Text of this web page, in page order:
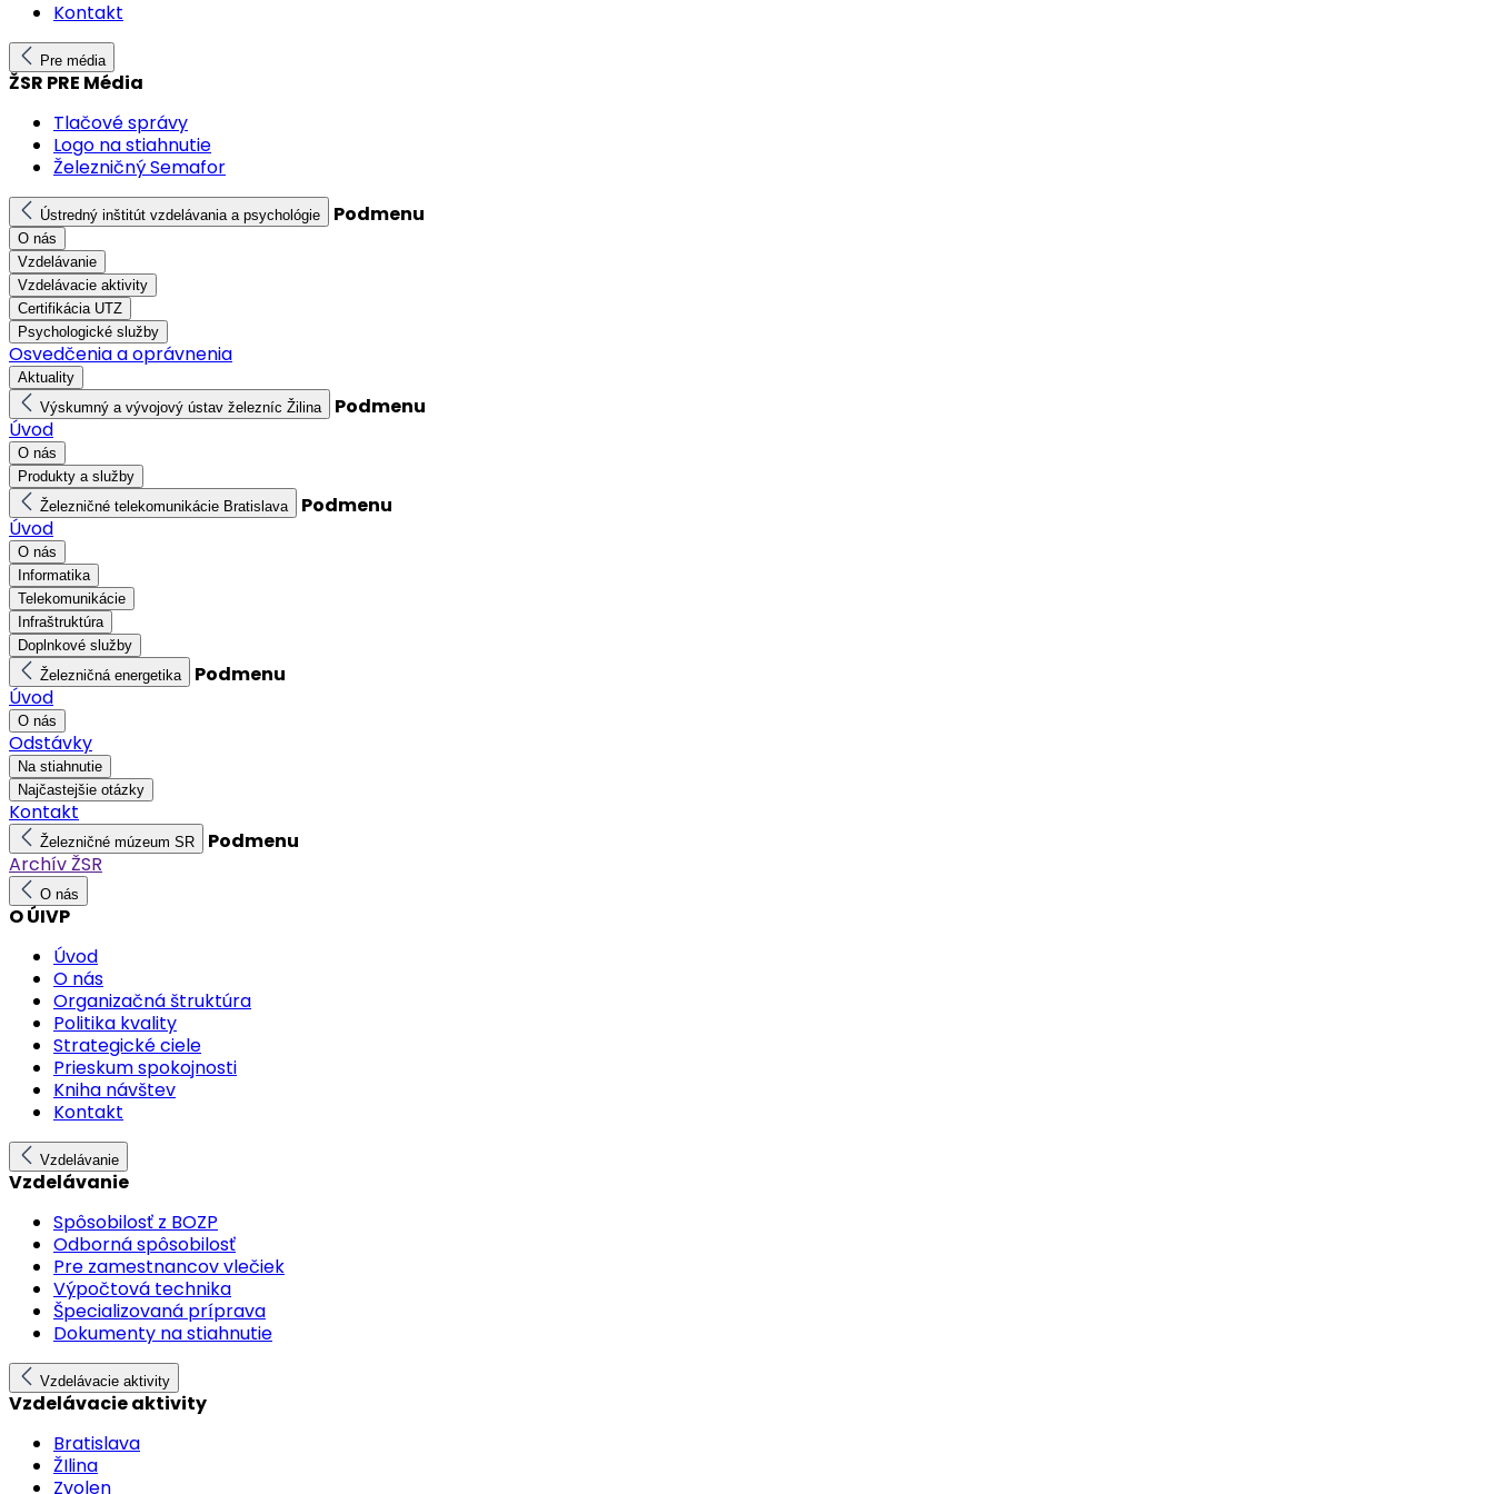
Kontakt
Pre média
ŽSR PRE Média
Tlačové správy
Logo na stiahnutie
Železničný Semafor
Ústredný inštitút vzdelávania a psychológie Podmenu
O nás
Vzdelávanie
Vzdelávacie aktivity
Certifikácia UTZ
Psychologické služby
Osvedčenia a oprávnenia
Aktuality
Výskumný a vývojový ústav železníc Žilina
Podmenu
Úvod
O nás
Produkty a služby
Železničné telekomunikácie Bratislava
Podmenu
Úvod
O nás
Informatika
Telekomunikácie
Infraštruktúra
Doplnkové služby
Železničná energetika
Podmenu
Úvod
O nás
Odstávky
Na stiahnutie
Najčastejšie otázky
Kontakt
Železničné múzeum SR
Podmenu
Archív ŽSR
O nás
O ÚIVP
Úvod
O nás
Organizačná štruktúra
Politika kvality
Strategické ciele
Prieskum spokojnosti
Kniha návštev
Kontakt
Vzdelávanie
Vzdelávanie
Spôsobilosť z BOZP
Odborná spôsobilosť
Pre zamestnancov vlečiek
Výpočtová technika
Špecializovaná príprava
Dokumenty na stiahnutie
Vzdelávacie aktivity
Vzdelávacie aktivity
Bratislava
ŽIlina
Zvolen